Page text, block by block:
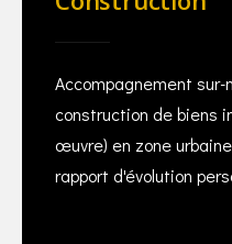
Accompagnement
construction de biens
œuvre) en zone
rapport d'évolution